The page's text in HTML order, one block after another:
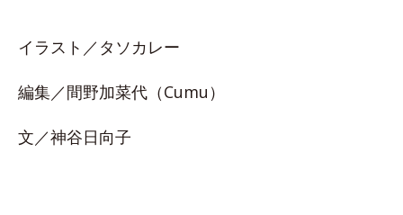
イラスト／タソカレー
編集／間野加菜代（Cumu）
文／神谷日向子